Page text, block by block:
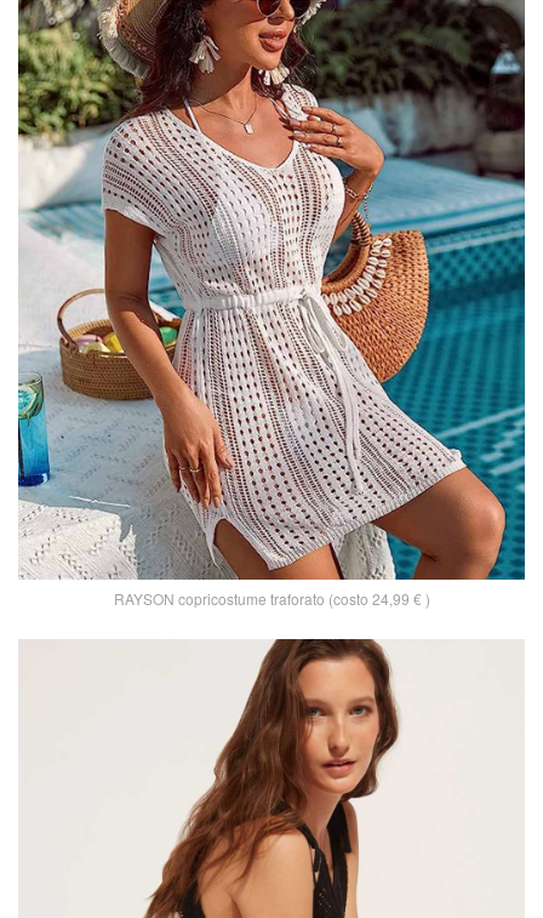
RAYSON copricostume traforato (costo 24,99 € )